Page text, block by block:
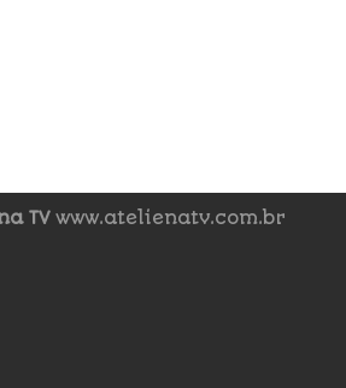
TVwww.atelienatv.com.br